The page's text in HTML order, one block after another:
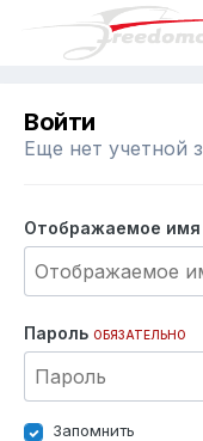
Войти
Еще нет учетной
Отображаемое имя
Пароль ОБЯЗАТЕЛЬНО
Запомнить